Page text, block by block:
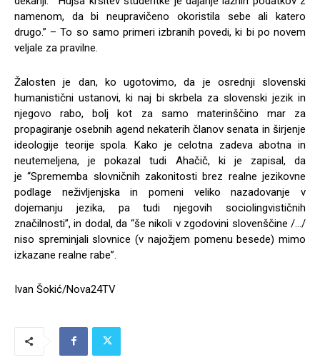
namenom, da bi neupravičeno okoristila sebe ali katero
drugo.” – To so samo primeri izbranih povedi, ki bi po novem
veljale za pravilne.
Žalosten je dan, ko ugotovimo, da je osrednji slovenski
humanistični ustanovi, ki naj bi skrbela za slovenski jezik in
njegovo rabo, bolj kot za samo materinščino mar za
propagiranje osebnih agend nekaterih članov senata in širjenje
ideologije teorije spola. Kako je celotna zadeva abotna in
neutemeljena, je pokazal tudi Ahačič, ki je zapisal, da
je “Sprememba slovničnih zakonitosti brez realne jezikovne
podlage neživljenjska in pomeni veliko nazadovanje v
dojemanju jezika, pa tudi njegovih sociolingvističnih
značilnosti”, in dodal, da “še nikoli v zgodovini slovenščine /…/
niso spreminjali slovnice (v najožjem pomenu besede) mimo
izkazane realne rabe”.
Ivan Šokić/Nova24TV